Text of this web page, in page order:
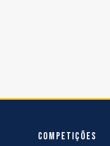
Competições